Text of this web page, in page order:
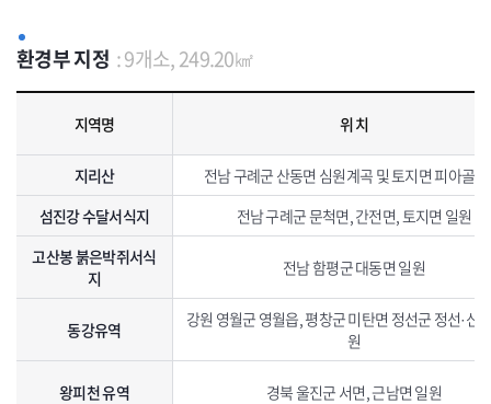
환경부 지정 : 9개소, 249.20㎢
지역명 위 치
지리산
전남 구례군 산동면 심원계곡 및 토지면 피아골
섬진강 수달서식지
전남 구례군 문척면, 간전면, 토지면 일원
고산봉 붉은박쥐서식
지
전남 함평군 대동면 일원
동강유역
강원 영월군 영월읍, 평창군 미탄면 정선군 정선·신
원
왕피천 유역 경북 울진군 서면, 근남면 일원